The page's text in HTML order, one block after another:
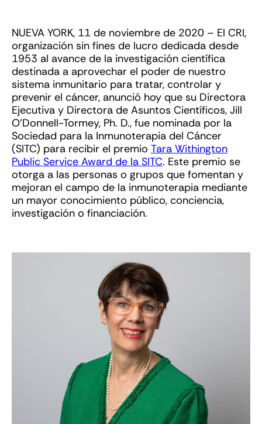
NUEVA YORK, 11 de noviembre de 2020 – El CRI,
organización sin fines de lucro dedicada desde
1953 al avance de la investigación científica
destinada a aprovechar el poder de nuestro
sistema inmunitario para tratar, controlar y
prevenir el cáncer, anunció hoy que su Directora
Ejecutiva y Directora de Asuntos Científicos, Jill
O’Donnell-Tormey, Ph. D., fue nominada por la
Sociedad para la Inmunoterapia del Cáncer
(SITC) para recibir el premio Tara Withington
Public Service Award de la SITC. Este premio se
otorga a las personas o grupos que fomentan y
mejoran el campo de la inmunoterapia mediante
un mayor conocimiento público, conciencia,
investigación o financiación.